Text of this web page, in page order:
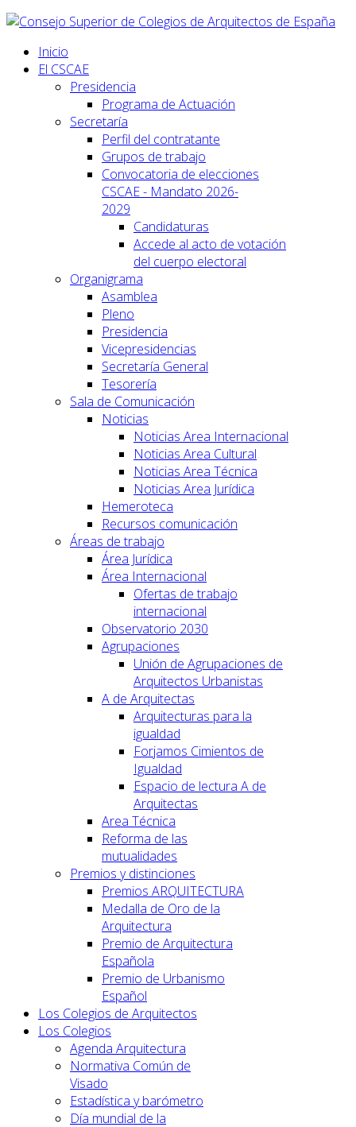
Inicio
El CSCAE
Presidencia
Programa de Actuación
Secretaría
Perfil del contratante
Grupos de trabajo
Convocatoria de elecciones
CSCAE - Mandato 2026-
2029
Candidaturas
Accede al acto de votación
del cuerpo electoral
Organigrama
Asamblea
Pleno
Presidencia
Vicepresidencias
Secretaría General
Tesorería
Sala de Comunicación
Noticias
Noticias Area Internacional
Noticias Area Cultural
Noticias Area Técnica
Noticias Area Jurídica
Hemeroteca
Recursos comunicación
Áreas de trabajo
Área Jurídica
Área Internacional
Ofertas de trabajo
internacional
Observatorio 2030
Agrupaciones
Unión de Agrupaciones de
Arquitectos Urbanistas
A de Arquitectas
Arquitecturas para la
igualdad
Forjamos Cimientos de
Igualdad
Espacio de lectura A de
Arquitectas
Area Técnica
Reforma de las
mutualidades
Premios y distinciones
Premios ARQUITECTURA
Medalla de Oro de la
Arquitectura
Premio de Arquitectura
Española
Premio de Urbanismo
Español
Los Colegios de Arquitectos
Los Colegios
Agenda Arquitectura
Normativa Común de
Visado
Estadística y barómetro
Día mundial de la